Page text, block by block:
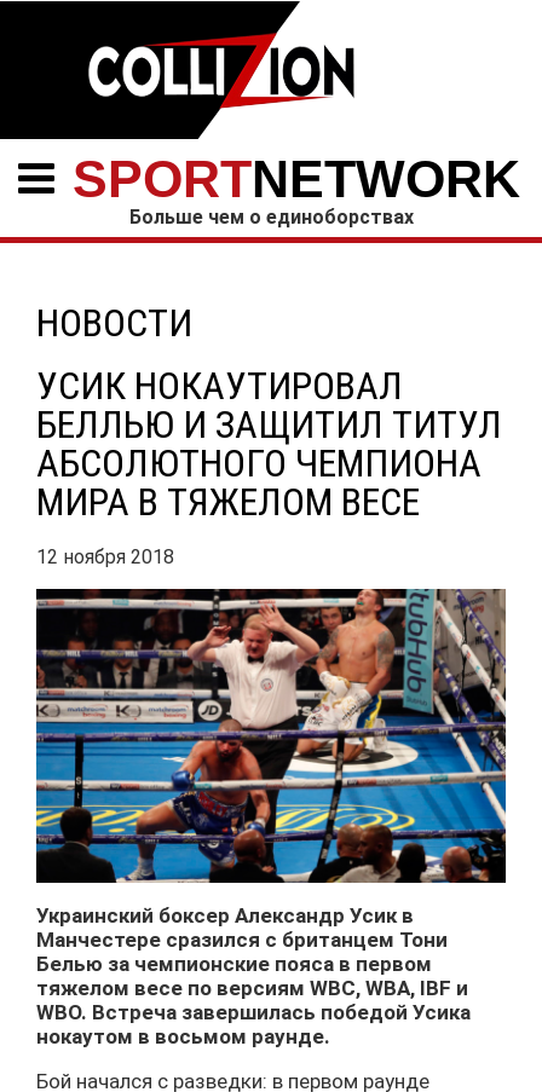
SPORTNETWORK
Больше чем о единоборствах
НОВОСТИ
УСИК НОКАУТИРОВАЛ
БЕЛЛЬЮ И ЗАЩИТИЛ ТИТУЛ
АБСОЛЮТНОГО ЧЕМПИОНА
МИРА В ТЯЖЕЛОМ ВЕСЕ
12 ноября 2018
Украинский боксер Александр Усик в
Манчестере сразился с британцем Тони
Белью за чемпионские пояса в первом
тяжелом весе по версиям WBC, WBA, IBF и
WBO. Встреча завершилась победой Усика
нокаутом в восьмом раунде.
Бой начался с разведки: в первом раунде